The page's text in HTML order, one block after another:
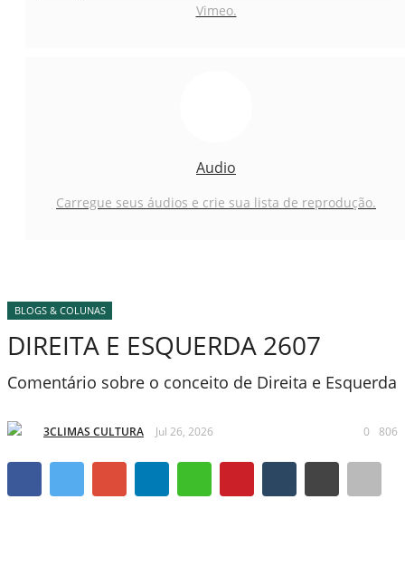
Vimeo.
Audio
Carregue seus áudios e crie sua lista de reprodução.
BLOGS & COLUNAS
DIREITA E ESQUERDA 2607
Comentário sobre o conceito de Direita e Esquerda
3CLIMAS CULTURA Jul 26, 2026 806
0